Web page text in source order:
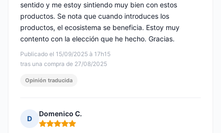
Publicado el 15/09/2025 à 17h15
tras una compra de 27/08/2025
sentido y me estoy sintiendo muy bien con estos
productos. Se nota que cuando introduces los
productos, el ecosistema se beneficia. Estoy muy
contento con la elección que he hecho. Gracias.
Opinión traducida
D
Domenico C.
Nota: 5 de 5